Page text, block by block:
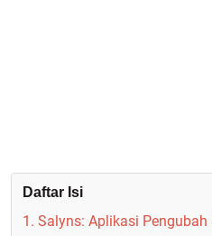
Daftar Isi
1. Salyns: Aplikasi